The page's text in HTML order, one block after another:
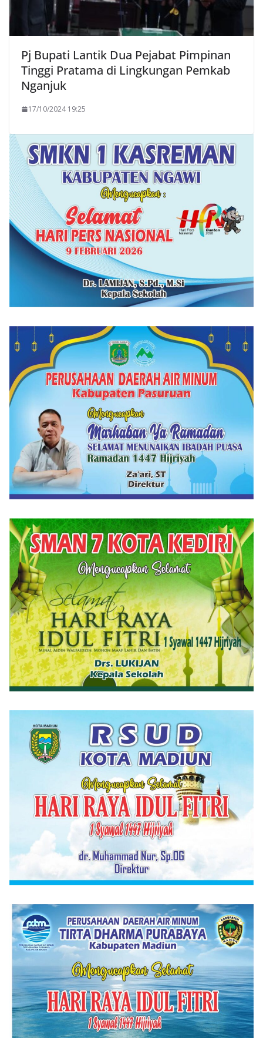
Pj Bupati Lantik Dua Pejabat Pimpinan
Tinggi Pratama di Lingkungan Pemkab
Nganjuk
17/10/2024 19:25